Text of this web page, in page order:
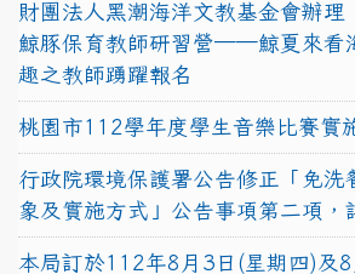
財團法人黑潮海洋文教基金會辦理
鯨豚保育教師研習營──鯨夏來看
趣之教師踴躍報名
桃園市112學年度學生音樂比賽實
行政院環境保護署公告修正「免洗
象及實施方式」公告事項第二項，
本局訂於112年8月3日(星期四)及